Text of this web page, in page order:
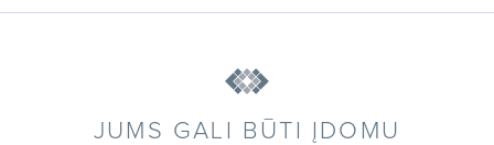
JUMS GALI BŪTI ĮDOMU